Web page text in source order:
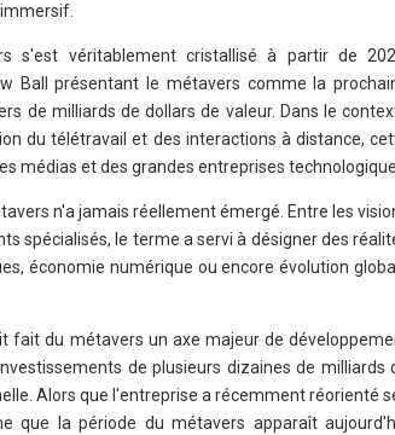
s'est véritablement cristallisé à partir de
Ball présentant le métavers comme la
de milliards de dollars de valeur. Dans le
du télétravail et des interactions à distance,
médias et des grandes entreprises
n'a jamais réellement émergé. Entre les
spécialisés, le terme a servi à désigner des
économie numérique ou encore évolution
fait du métavers un axe majeur de
de plusieurs dizaines de milliards
Alors que l'entreprise a récemment réorienté
que la période du métavers apparaît